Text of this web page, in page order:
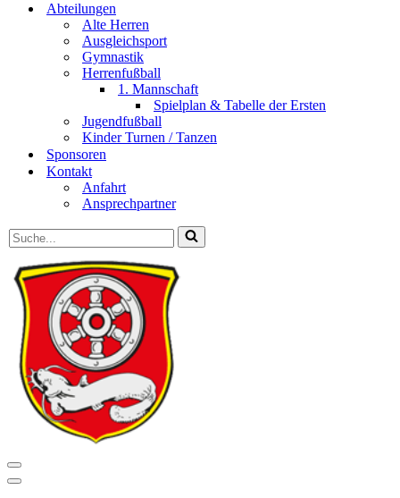
Abteilungen
Alte Herren
Ausgleichsport
Gymnastik
Herrenfußball
1. Mannschaft
Spielplan & Tabelle der Ersten
Jugendfußball
Kinder Turnen / Tanzen
Sponsoren
Kontakt
Anfahrt
Ansprechpartner
Suchen
nach …
Navigationsmenü
Navigationsmenü